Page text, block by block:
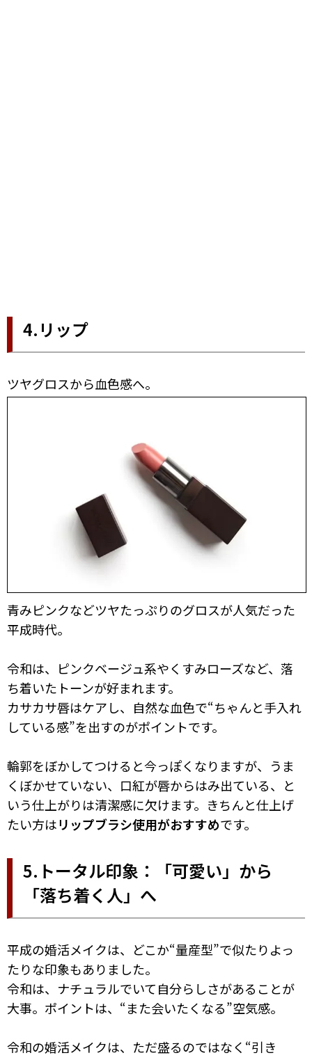
4.リップ
ツヤグロスから血色感へ。
青みピンクなどツヤたっぷりのグロスが人気だった
平成時代。
令和は、ピンクベージュ系やくすみローズなど、落
ち着いたトーンが好まれます。
カサカサ唇はケアし、自然な血色で“ちゃんと手入れ
している感”を出すのがポイントです。
輪郭をぼかしてつけると今っぽくなりますが、うま
くぼかせていない、口紅が唇からはみ出ている、と
いう仕上がりは清潔感に欠けます。きちんと仕上げ
たい方はリップブラシ使用がおすすめです。
5.トータル印象：「可愛い」から
「落ち着く人」へ
平成の婚活メイクは、どこか“量産型”で似たりよっ
たりな印象もありました。
令和は、ナチュラルでいて自分らしさがあることが
大事。ポイントは、“また会いたくなる”空気感。
令和の婚活メイクは、ただ盛るのではなく“引き